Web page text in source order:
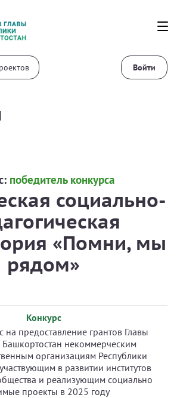
Войти
победитель конкурса
социально-
«Помни, мы
рядом»
Конкурс
на предоставление грантов Главы
Башкортостан некоммерческим
организациям Республики
в развитии институтов
и реализующим социально
проекты в 2025 году